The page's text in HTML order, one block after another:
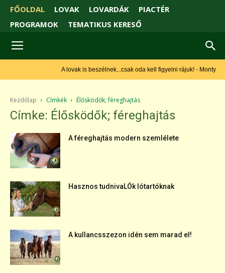
FŐOLDAL LOVAK LOVARDÁK
PIACTÉR
PROGRAMOK
TEMATIKUS KERESŐ
A lovak is beszélnek...csak oda kell figyelni rájuk! - Monty Roberts
Kezdőlap Címkék Élősködők; féreghajtás
Címke: Élősködők; féreghajtás
A féreghajtás modern szemlélete
Hasznos tudnivaLÓk lótartóknak
A kullancsszezon idén sem marad el!